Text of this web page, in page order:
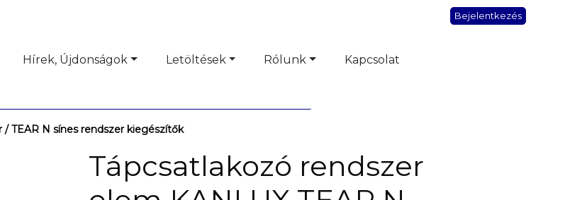
Bejelentkezés
Hírek, Újdonságok Letöltések Rólunk Kapcsolat
/ TEAR N sínes rendszer kiegészítők
Tápcsatlakozó rendszer